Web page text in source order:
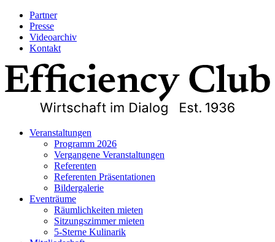
Partner
Presse
Videoarchiv
Kontakt
Veranstaltungen
Programm 2026
Vergangene Veranstaltungen
Referenten
Referenten Präsentationen
Bildergalerie
Eventräume
Räumlichkeiten mieten
Sitzungszimmer mieten
5-Sterne Kulinarik